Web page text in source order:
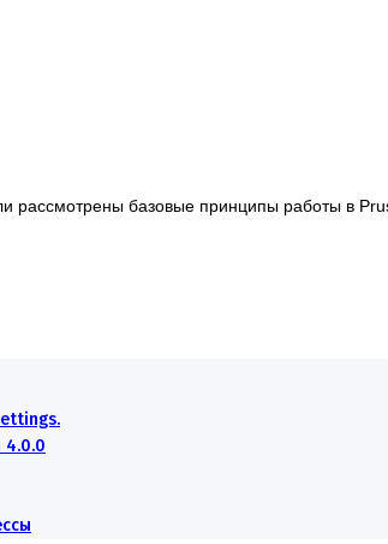
рассмотрены базовые принципы работы в
4.0.0